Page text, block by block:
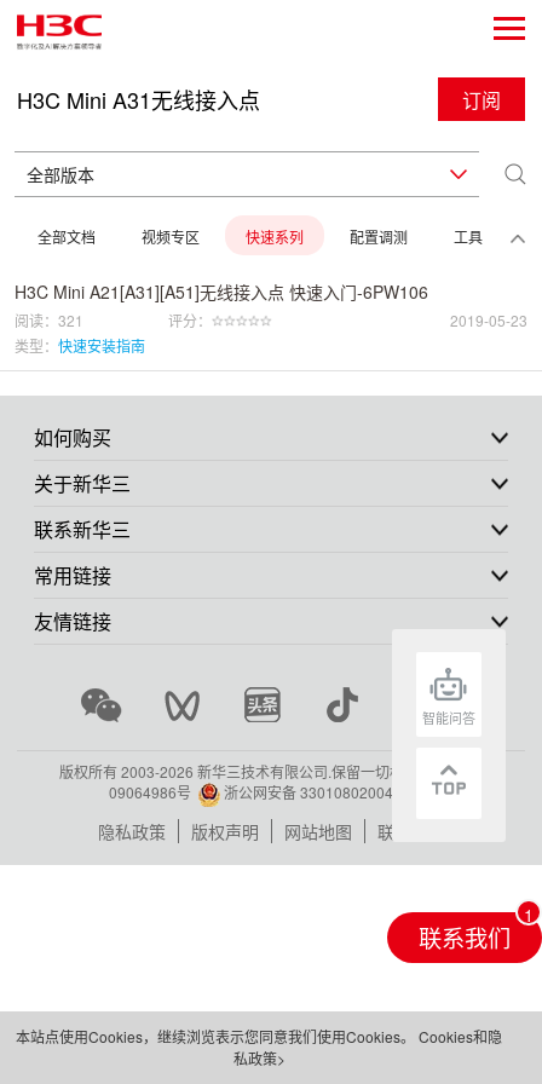
H3C Mini A31无线接入点 订阅
全部文档 视频专区 快速系列 配置调测 工具
H3C Mini A21[A31][A51]无线接入点 快速入门-6PW106
阅读：321 评分：
2019-05-23
类型： 快速安装指南
如何购买
关于新华三
联系新华三
常用链接
友情链接
版权所有 2003-2026 新华三技术有限公司.保留一切权利.
浙ICP备
09064986号
浙公网安备 33010802004416号
隐私政策 版权声明 网站地图 联系我们
联系我们
本站点使用Cookies，继续浏览表示您同意我们使用Cookies。 Cookies和隐
私政策>
智能问答